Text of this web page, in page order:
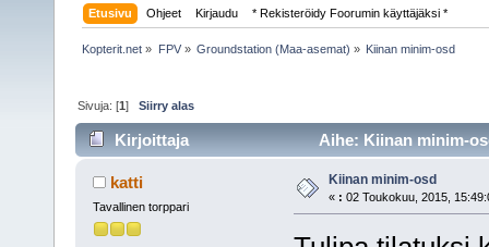
Etusivu Ohjeet Kirjaudu * Rekisteröidy Foorumin käyttäjäksi *
Kopterit.net » FPV» Groundstation (Maa-asemat) » Kiinan minim-osd
Sivuja: [1]Siirry alas
Kirjoittaja Aihe: Kiinan minim-
katti
Tavallinen torppari
Kiinan minim-osd
« : 02 Toukokuu, 2015,